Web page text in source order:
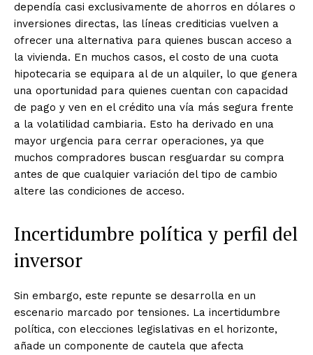
dependía casi exclusivamente de ahorros en dólares o
inversiones directas, las líneas crediticias vuelven a
ofrecer una alternativa para quienes buscan acceso a
la vivienda. En muchos casos, el costo de una cuota
hipotecaria se equipara al de un alquiler, lo que genera
una oportunidad para quienes cuentan con capacidad
de pago y ven en el crédito una vía más segura frente
a la volatilidad cambiaria. Esto ha derivado en una
mayor urgencia para cerrar operaciones, ya que
muchos compradores buscan resguardar su compra
antes de que cualquier variación del tipo de cambio
altere las condiciones de acceso.
Incertidumbre política y perfil del
inversor
Sin embargo, este repunte se desarrolla en un
escenario marcado por tensiones. La incertidumbre
política, con elecciones legislativas en el horizonte,
añade un componente de cautela que afecta